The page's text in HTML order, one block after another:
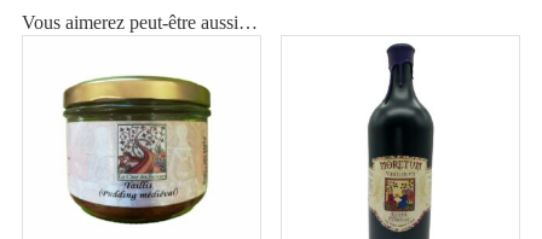
Vous aimerez peut-être aussi…